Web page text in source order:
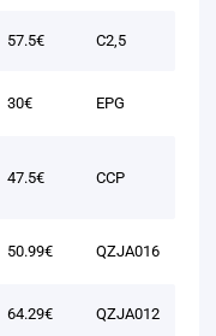
57.5€ C2,5
30€ EPG
47.5€ CCP
50.99€ QZJA016
64.29€ QZJA012